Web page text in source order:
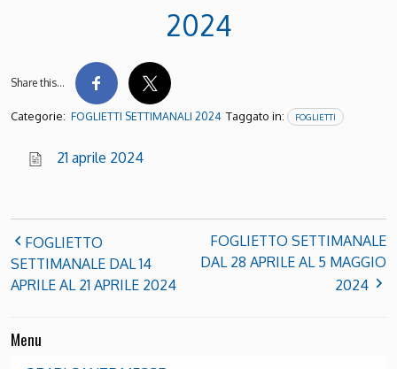
2024
Share this…
Categorie: FOGLIETTI SETTIMANALI 2024 Taggato in: FOGLIETTI
21 aprile 2024
FOGLIETTO
SETTIMANALE DAL 14
APRILE AL 21 APRILE 2024
FOGLIETTO SETTIMANALE
DAL 28 APRILE AL 5 MAGGIO
2024
Menu